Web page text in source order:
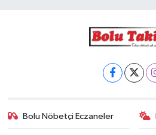
Bolu Nöbetçi Eczaneler